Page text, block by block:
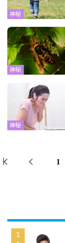
神秘
神秘
神秘
1